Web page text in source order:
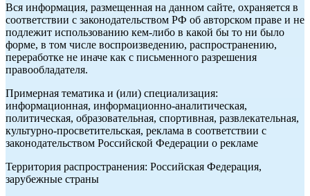
Вся информация, размещенная на данном сайте, охраняется в
соответствии с законодательством РФ об авторском праве и не
подлежит использованию кем-либо в какой бы то ни было
форме, в том числе воспроизведению, распространению,
переработке не иначе как с письменного разрешения
правообладателя.
Примерная тематика и (или) специализация:
информационная, информационно-аналитическая,
политическая, образовательная, спортивная, развлекательная,
культурно-просветительская, реклама в соответствии с
законодательством Российской Федерации о рекламе
Территория распространения: Российская Федерация,
зарубежные страны